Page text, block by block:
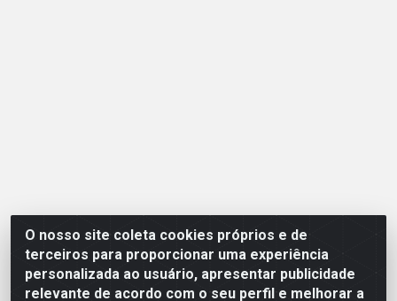
O nosso site coleta cookies próprios e de
terceiros para proporcionar uma experiência
personalizada ao usuário, apresentar publicidade
relevante de acordo com o seu perfil e melhorar a
Opção Atacadista - Setor De Industria Qi 21 Lt 23 A 41,
SN - Setor Industrial (Ceilândia), Brasília/DF - CEP
72265-210 - CNPJ 17.244.285/0001-09